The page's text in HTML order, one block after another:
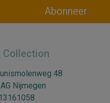
Abonneer
Collection
48
Nijmegen